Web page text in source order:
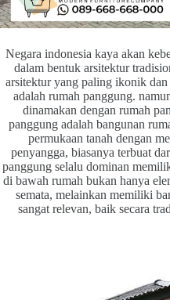
Negara indonesia kaya akan
dalam bentuk arsitektur
arsitektur yang paling ikonik
adalah rumah panggung.
dinamakan dengan rumah
panggung adalah bangunan
permukaan tanah dengan
penyangga, biasanya terbuat
panggung selalu dominan
di bawah rumah bukan hanya
semata, melainkan memiliki
sangat relevan, baik secara